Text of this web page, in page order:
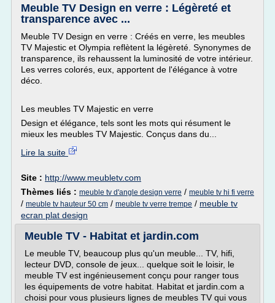
Meuble TV Design en verre : Légèreté et
transparence avec ...
Meuble TV Design en verre : Créés en verre, les meubles
TV Majestic et Olympia reflètent la légèreté. Synonymes de
transparence, ils rehaussent la luminosité de votre intérieur.
Les verres colorés, eux, apportent de l'élégance à votre
déco.
Les meubles TV Majestic en verre
Design et élégance, tels sont les mots qui résument le
mieux les meubles TV Majestic. Conçus dans du...
Lire la suite
Site : http://www.meubletv.com
Thèmes liés : meuble tv d'angle design verre / meuble tv hi fi verre
/ meuble tv hauteur 50 cm / meuble tv verre trempe / meuble tv
ecran plat design
Meuble TV - Habitat et jardin.com
Le meuble TV, beaucoup plus qu'un meuble... TV, hifi,
lecteur DVD, console de jeux... quelque soit le loisir, le
meuble TV est ingénieusement conçu pour ranger tous
les équipements de votre habitat. Habitat et jardin.com a
choisi pour vous plusieurs lignes de meubles TV qui vous